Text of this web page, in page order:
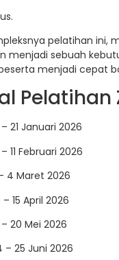
pelatihan ini,
menjadi sebuah
menjadi cepat
Pelatihan
21 Januari 2026
11 Februari 2026
4 Maret 2026
15 April 2026
20 Mei 2026
– 25 Juni 2026